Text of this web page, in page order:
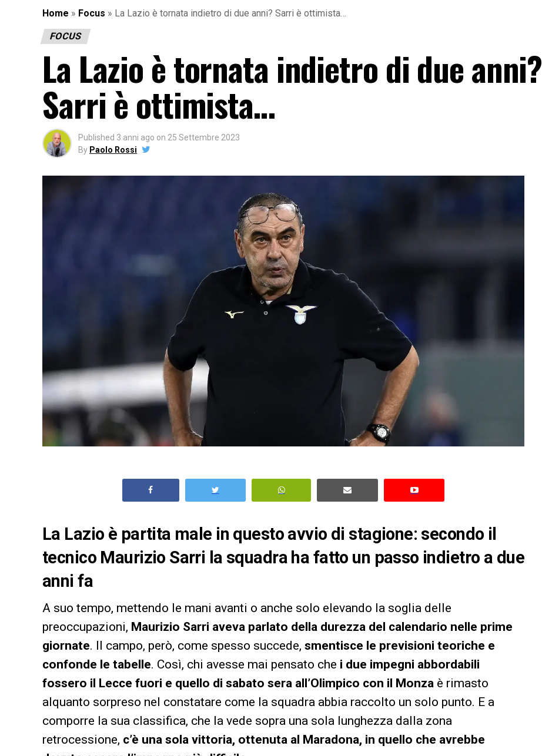
Home » Focus » La Lazio è tornata indietro di due anni? Sarri è ottimista…
FOCUS
La Lazio è tornata indietro di due anni?
Sarri è ottimista…
Published 3 anni ago on 25 Settembre 2023
By Paolo Rossi
La Lazio è partita male in questo avvio di stagione: secondo il
tecnico Maurizio Sarri la squadra ha fatto un passo indietro a due
anni fa
A suo tempo, mettendo le mani avanti o anche solo elevando la soglia delle
preoccupazioni, Maurizio Sarri aveva parlato della durezza del calendario nelle prime
giornate. Il campo, però, come spesso succede, smentisce le previsioni teoriche e
confonde le tabelle. Così, chi avesse mai pensato che i due impegni abbordabili
fossero il Lecce fuori e quello di sabato sera all’Olimpico con il Monza è rimasto
alquanto sorpreso nel constatare come la squadra abbia raccolto un solo punto. E a
comporre la sua classifica, che la vede sopra una sola lunghezza dalla zona
retrocessione, c’è una sola vittoria, ottenuta al Maradona, in quello che avrebbe